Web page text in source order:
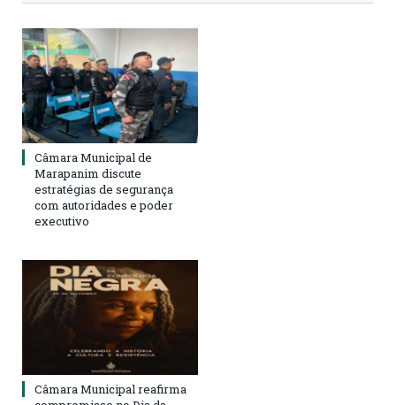
Câmara Municipal de
Marapanim discute
estratégias de segurança
com autoridades e poder
executivo
Câmara Municipal reafirma